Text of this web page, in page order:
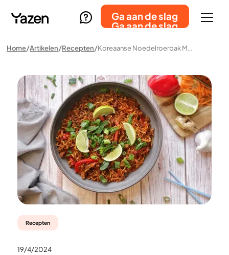
Ga aan de slag
Ga aan de slag
Home Artikelen Recepten Koreaanse Noedelroerbak Met Kipgehakt
Recepten
19/4/2024